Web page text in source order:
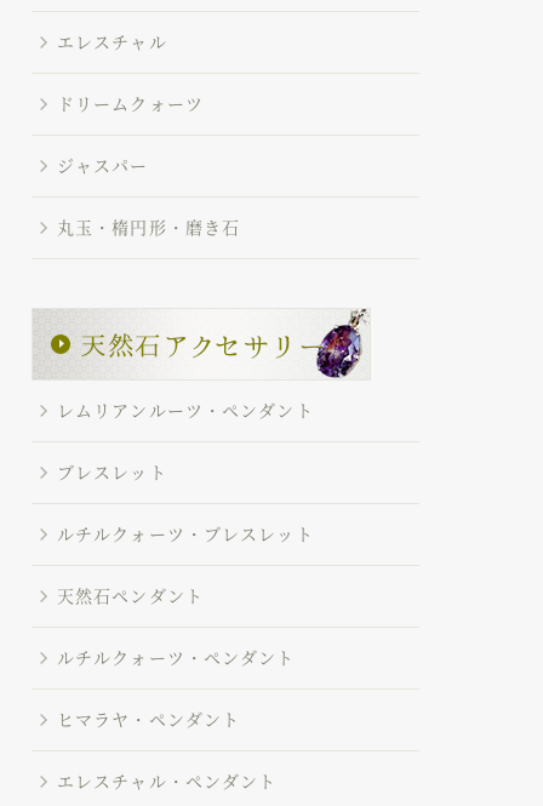
エレスチャル
ドリームクォーツ
ジャスパー
丸玉・楕円形・磨き石
レムリアンルーツ・ペンダント
ブレスレット
ルチルクォーツ・ブレスレット
天然石ペンダント
ルチルクォーツ・ペンダント
ヒマラヤ・ペンダント
エレスチャル・ペンダント